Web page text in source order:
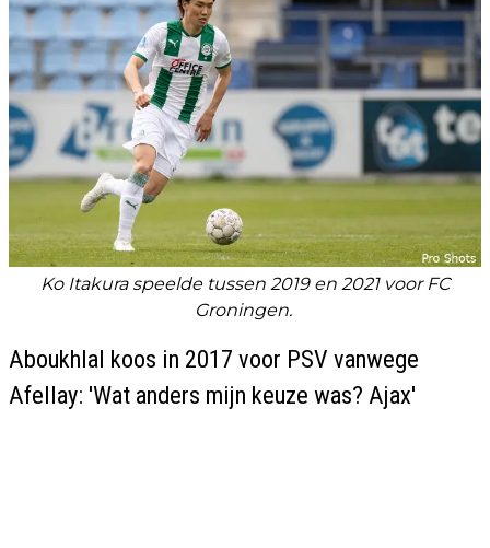
Ko Itakura speelde tussen 2019 en 2021 voor FC
Groningen.
Aboukhlal koos in 2017 voor PSV vanwege
Afellay: 'Wat anders mijn keuze was? Ajax'